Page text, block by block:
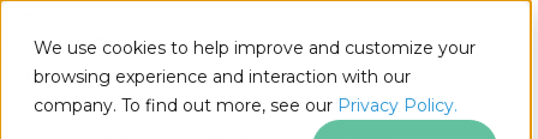
We use cookies to help improve and customize your
browsing experience and interaction with our
company. To find out more, see our Privacy Policy.
IRONSOFTWARE
푸터 콘텐츠로 바로가기
Python용 IronXL
IronXL for Python 블로그
IronXL for Python 사용하기